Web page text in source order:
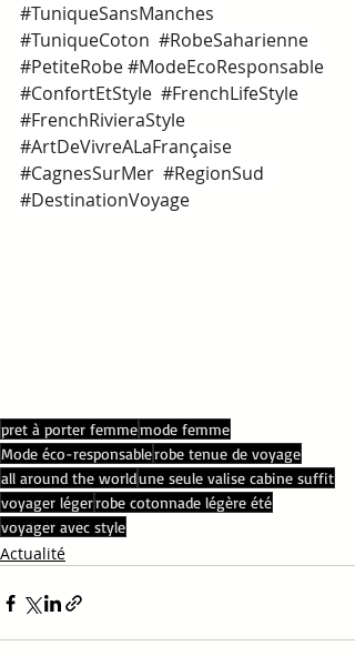
#TuniqueSansManches
#TuniqueCoton #RobeSaharienne
#PetiteRobe#ModeEcoResponsable
#ConfortEtStyle #FrenchLifeStyle
#FrenchRivieraStyle
#ArtDeVivreALaFrançaise
#CagnesSurMer #RegionSud
#DestinationVoyage
pret à porter femmemode femme
Mode éco-responsablerobe tenue de voyage
all around the worldune seule valise cabine suffit
voyager légerrobe cotonnade légère été
voyager avec style
Actualité